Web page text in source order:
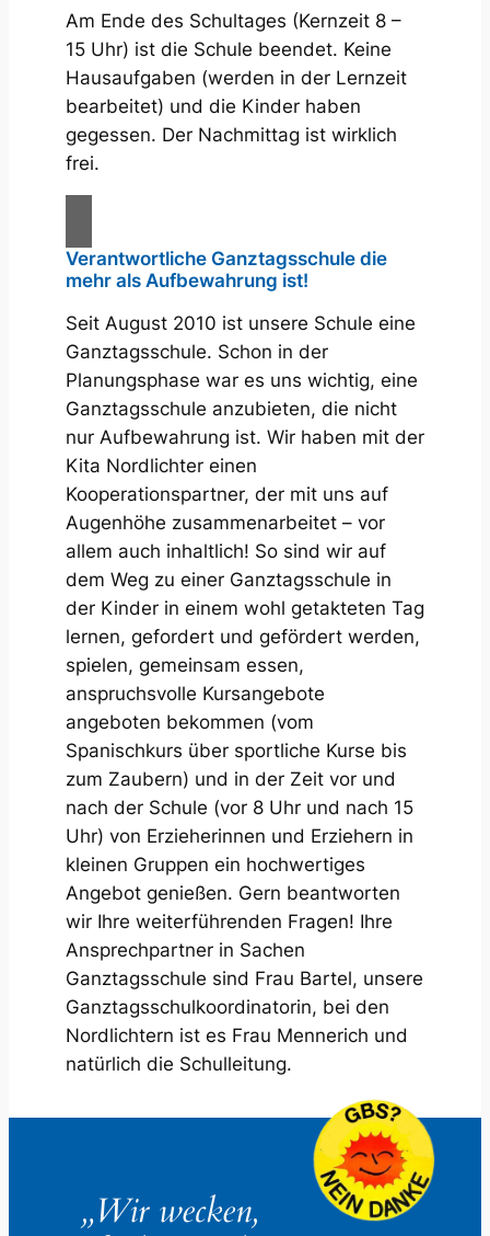
Am Ende des Schultages (Kernzeit 8 –
15 Uhr) ist die Schule beendet. Keine
Hausaufgaben (werden in der Lernzeit
bearbeitet) und die Kinder haben
gegessen. Der Nachmittag ist wirklich
frei.
Verantwortliche Ganztagsschule die
mehr als Aufbewahrung ist!
Seit August 2010 ist unsere Schule eine
Ganztagsschule. Schon in der
Planungsphase war es uns wichtig, eine
Ganztagsschule anzubieten, die nicht
nur Aufbewahrung ist. Wir haben mit der
Kita Nordlichter einen
Kooperationspartner, der mit uns auf
Augenhöhe zusammenarbeitet – vor
allem auch inhaltlich! So sind wir auf
dem Weg zu einer Ganztagsschule in
der Kinder in einem wohl getakteten Tag
lernen, gefordert und gefördert werden,
spielen, gemeinsam essen,
anspruchsvolle Kursangebote
angeboten bekommen (vom
Spanischkurs über sportliche Kurse bis
zum Zaubern) und in der Zeit vor und
nach der Schule (vor 8 Uhr und nach 15
Uhr) von Erzieherinnen und Erziehern in
kleinen Gruppen ein hochwertiges
Angebot genießen. Gern beantworten
wir Ihre weiterführenden Fragen! Ihre
Ansprechpartner in Sachen
Ganztagsschule sind Frau Bartel, unsere
Ganztagsschulkoordinatorin, bei den
Nordlichtern ist es Frau Mennerich und
natürlich die Schulleitung.
„Wir wecken,